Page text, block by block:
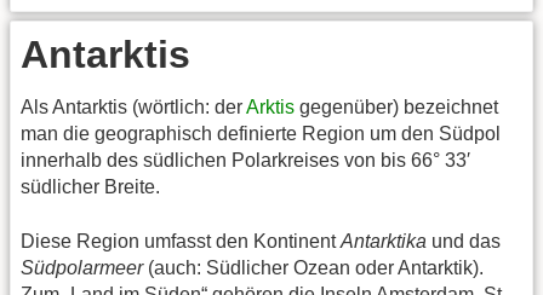
Antarktis
Als Antarktis (wörtlich: derArktis gegenüber) bezeichnet
man die geographisch definierte Region um den Südpol
innerhalb des südlichen Polarkreises von bis 66° 33′
südlicher Breite.
Diese Region umfasst den KontinentAntarktika und das
Südpolarmeer(auch: Südlicher Ozean oder Antarktik).